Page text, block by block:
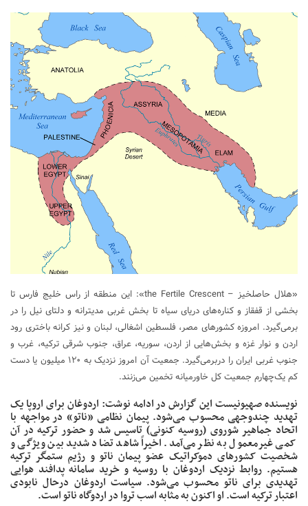
«هلال حاصلخیز – the Fertile Crescent»: این منطقه از راس خلیج فارس تا
بخشی از قفقاز و کناره‌های دریای سیاه تا بخش غربی مدیترانه و دلتای نیل را در
برمی‌گیرد. امروزه کشورهای مصر، فلسطین اشغالی، لبنان و نیز کرانه باختری رود
اردن و نوار غزه و بخش‌هایی از اردن، سوریه، عراق، جنوب شرقی ترکیه، غرب و
جنوب غربی ایران را دربرمی‌گیرد. جمعیت آن امروز نزدیک به ۱۲۰ میلیون یا دست
کم یک‌چهارم جمعیت کل خاورمیانه تخمین می‌زنند.
نویسنده صهیونیست این گزارش در ادامه نوشت: اردوغان برای اروپا یک
تهدید چندوجهی محسوب می‌شود. پیمان نظامی «ناتو» در مواجهه با
اتحاد جماهیر شوروی (روسیه کنونی) تاسیس شد و حضور ترکیه در آن
کمی غیرمعمول به نظر می‌آمد. اخیراً شاهد تضاد شدید بین ویژگی و
شخصیت کشورهای دموکراتیک عضو پیمان ناتو و رژیم ستمگر ترکیه
هستیم. روابط نزدیک اردوغان با روسیه و خرید سامانه پدافند هوایی
تهدیدی برای ناتو محسوب می‌شود. سیاست اردوغان درحال نابودی
اعتبار ترکیه است. او اکنون به مثابه اسب تروا در اردوگاه ناتو است.